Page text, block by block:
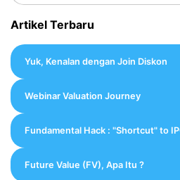
Artikel Terbaru
Yuk, Kenalan dengan Join Diskon
Webinar Valuation Journey
Fundamental Hack : "Shortcut" to
Future Value (FV), Apa Itu ?